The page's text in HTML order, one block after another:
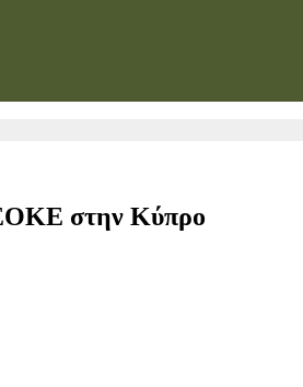
ΕΟΚΕ στην Κύπρο